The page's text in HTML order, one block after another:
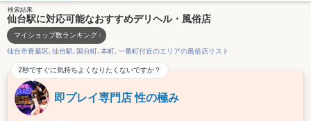
検索結果
仙台駅に対応可能なおすすめデリヘル・風俗店
マイショップ数ランキング
仙台市青葉区､仙台駅､国分町､本町､一番町付近のエリアの風俗店リスト
即プレイ専門店 性の極み
2秒ですぐに気持ちよくなりたくないですか？